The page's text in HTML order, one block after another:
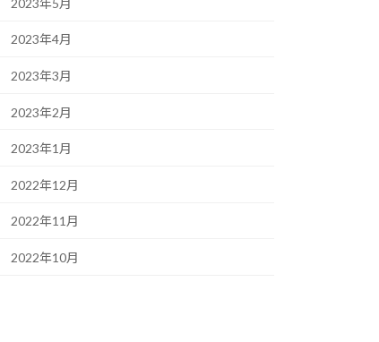
2023年4月
2023年3月
2023年2月
2023年1月
2022年12月
2022年11月
2022年10月